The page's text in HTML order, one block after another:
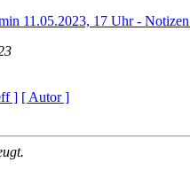
11.05.2023, 17 Uhr - Notizen
] [ Autor ]